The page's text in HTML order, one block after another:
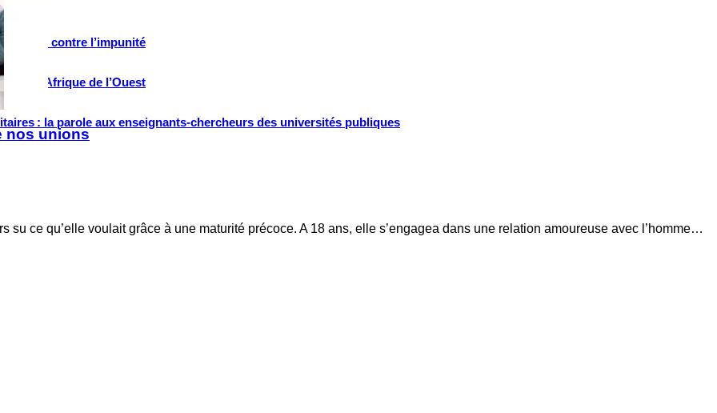
et lutte contre l’impunité
en Afrique de l’Ouest
: la parole aux enseignants-chercheurs des universités publiques
nos unions
ce qu’elle voulait grâce à une maturité précoce. A 18 ans, elle s’engagea dans une relation amoureuse avec l’homme…